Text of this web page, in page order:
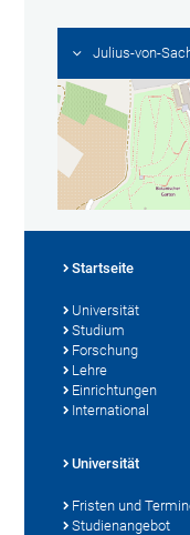
Julius-von-
Startseite
Universität
Studium
Forschung
Lehre
Einrichtungen
International
Universität
Fristen und
Studienangebot